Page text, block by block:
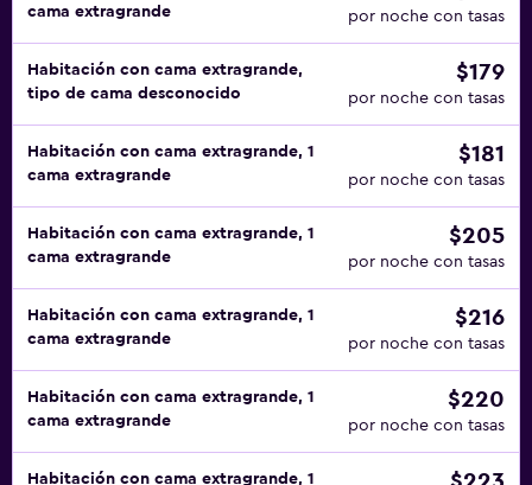
cama extragrande
por noche con tasas
Habitación con cama extragrande,
tipo de cama desconocido
$179
por noche con tasas
Habitación con cama extragrande, 1
cama extragrande
$181
por noche con tasas
Habitación con cama extragrande, 1
cama extragrande
$205
por noche con tasas
Habitación con cama extragrande, 1
cama extragrande
$216
por noche con tasas
Habitación con cama extragrande, 1
cama extragrande
$220
por noche con tasas
Habitación con cama extragrande, 1